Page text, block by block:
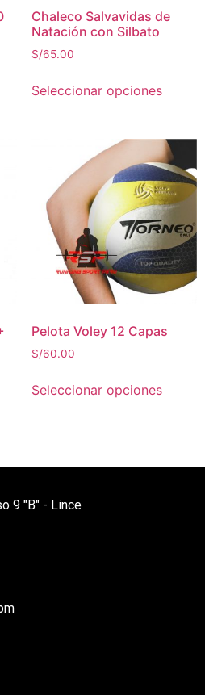
Chaleco Salvavidas de
Natación con Silbato
S/65.00
Seleccionar opciones
Pelota Voley 12 Capas
S/60.00
Seleccionar opciones
9 "B" - Lince